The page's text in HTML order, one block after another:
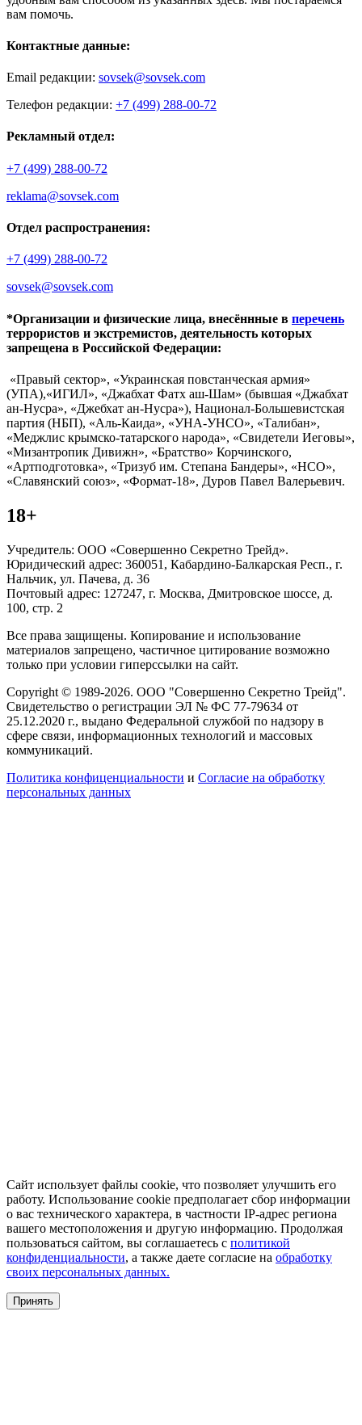
вам помочь.
Контактные данные:
Email редакции: sovsek@sovsek.com
Телефон редакции: +7 (499) 288-00-72
Рекламный отдел:
+7 (499) 288-00-72
reklama@sovsek.com
Отдел распространения:
+7 (499) 288-00-72
sovsek@sovsek.com
*Организации и физические лица, внесённные в перечень
террористов и экстремистов, деятельность которых
запрещена в Российской Федерации:
«Правый сектор», «Украинская повстанческая армия»
(УПА),«ИГИЛ», «Джабхат Фатх аш-Шам» (бывшая «Джабхат
ан-Нусра», «Джебхат ан-Нусра»), Национал-Большевистская
партия (НБП), «Аль-Каида», «УНА-УНСО», «Талибан»,
«Меджлис крымско-татарского народа», «Свидетели Иеговы»,
«Мизантропик Дивижн», «Братство» Корчинского,
«Артподготовка», «Тризуб им. Степана Бандеры», «НСО»,
«Славянский союз», «Формат-18», Дуров Павел Валерьевич.
18+
Учредитель: ООО «Совершенно Секретно Трейд».
Юридический адрес: 360051, Кабардино-Балкарская Респ., г.
Нальчик, ул. Пачева, д. 36
Почтовый адрес: 127247, г. Москва, Дмитровское шоссе, д.
100, стр. 2
Все права защищены. Копирование и использование
материалов запрещено, частичное цитирование возможно
только при условии гиперссылки на сайт.
Copyright © 1989-2026. ООО "Совершенно Секретно Трейд".
Свидетельство о регистрации ЭЛ № ФС 77-79634 от
25.12.2020 г., выдано Федеральной службой по надзору в
сфере связи, информационных технологий и массовых
коммуникаций.
Политика конфиценциальности и Согласие на обработку
персональных данных
Сайт использует файлы cookie, что позволяет улучшить его
работу. Использование cookie предполагает сбор информации
о вас технического характера, в частности IP-адрес региона
вашего местоположения и другую информацию. Продолжая
пользоваться сайтом, вы соглашаетесь с политикой
конфиденциальности, а также даете согласие на обработку
своих персональных данных.
Принять